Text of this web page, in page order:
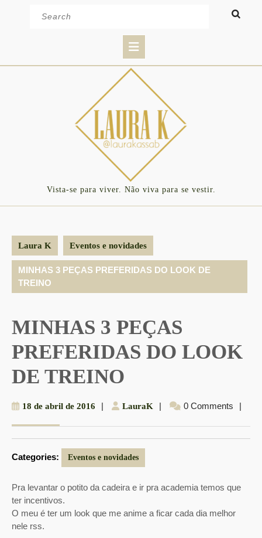
Button
Vista-se para viver. Não viva para se vestir.
Laura K Eventos e novidades
MINHAS 3 PEÇAS PREFERIDAS DO LOOK DE
TREINO
MINHAS 3 PEÇAS
PREFERIDAS DO LOOK
DE TREINO
18 de abril de 2016 18
2016
| LauraK LauraK
| 0 Comments |
Categories: Eventos e novidades
Pra levantar o potito da cadeira e ir pra academia temos que
ter incentivos.
O meu é ter um look que me anime a ficar cada dia melhor
nele rss.